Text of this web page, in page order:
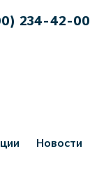
234-42-00
Новости